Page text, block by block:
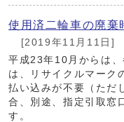
使用済二輪車の廃棄
[2019年11月11日]
平成23年10月からは
は、リサイクルマーク
払い込みが不要（ただ
合、別途、指定引取窓
す。